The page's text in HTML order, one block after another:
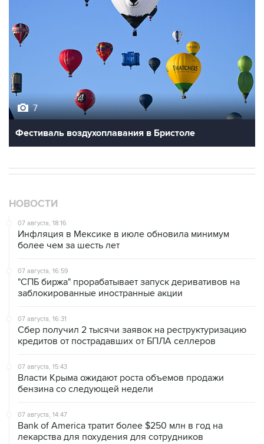
7
Фестиваль воздухоплавания в Бристоле
НОВОСТИ
07 августа, 18:16
Инфляция в Мексике в июле обновила минимум
более чем за шесть лет
07 августа, 16:59
"СПБ биржа" прорабатывает запуск деривативов на
заблокированные иностранные акции
07 августа, 16:31
Сбер получил 2 тысячи заявок на реструктуризацию
кредитов от пострадавших от БПЛА селлеров
07 августа, 15:43
Власти Крыма ожидают роста объемов продажи
бензина со следующей недели
07 августа, 14:47
Bank of America тратит более $250 млн в год на
лекарства для похудения для сотрудников